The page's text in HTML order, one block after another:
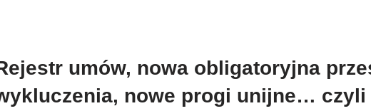
umów, nowa obligatoryjna
nowe progi unijne… czyli